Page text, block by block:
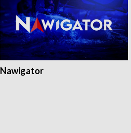
Nawigator